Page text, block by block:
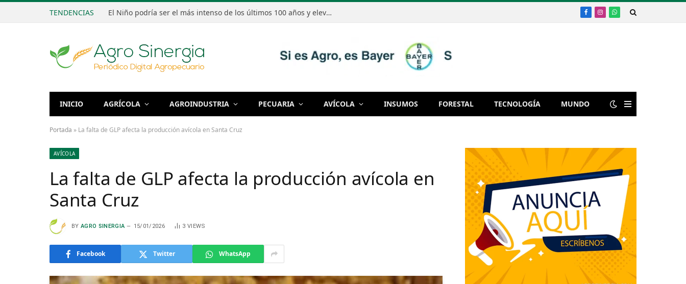
TENDENCIAS El Niño podría ser el más intenso de los últimos 100 años y elevar el riesgo de excesos de lluvias en Paraguay Facebook
Instagram
WhatsApp
INICIO AGRÍCOLA AGROINDUSTRIA PECUARIA AVÍCOLA INSUMOS FORESTAL TECNOLOGÍA MUNDO
Portada » La falta de GLP afecta la producción avícola en Santa Cruz
AVÍCOLA
La falta de GLP afecta la producción avícola en
Santa Cruz
BY AGRO SINERGIA 15/01/2026 3 VIEWS
Facebook Twitter WhatsApp